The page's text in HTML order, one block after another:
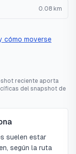
0.08 km
cómo moverse
reciente aporta
del snapshot de
suelen estar
según la ruta